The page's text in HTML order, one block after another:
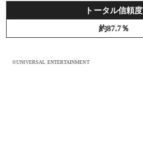
トータル信頼度
約87.7％
©UNIVERSAL ENTERTAINMENT